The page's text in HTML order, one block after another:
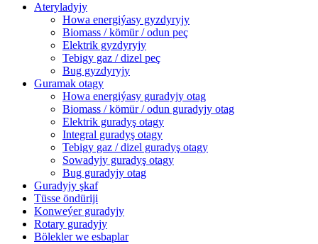
Ateryladyjy
Howa energiýasy gyzdyryjy
Biomass / kömür / odun peç
Elektrik gyzdyryjy
Tebigy gaz / dizel peç
Bug gyzdyryjy
Guramak otagy
Howa energiýasy guradyjy otag
Biomass / kömür / odun guradyjy otag
Elektrik guradyş otagy
Integral guradyş otagy
Tebigy gaz / dizel guradyş otagy
Sowadyjy guradyş otagy
Bug guradyjy otag
Guradyjy şkaf
Tüsse öndüriji
Konweýer guradyjy
Rotary guradyjy
Bölekler we esbaplar